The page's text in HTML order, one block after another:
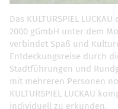
Das KULTURSPIEL
2000 gGmbH unter dem
verbindet Spaß und
Entdeckungsreise durch
Stadtführungen und
mit mehreren Personen
KULTURSPIEL LUCKAU
individuell zu erkunden.